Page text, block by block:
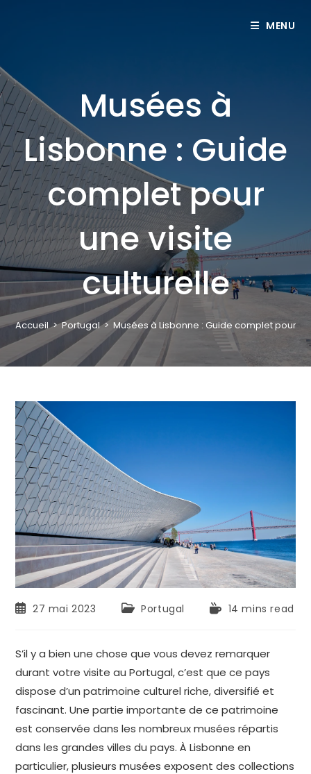
MENU
Musées à
Lisbonne : Guide
complet pour
une visite
culturelle
Accueil > Portugal > Musées à Lisbonne : Guide complet pour
27 mai 2023 Portugal 14 mins read
S’il y a bien une chose que vous devez remarquer
durant votre visite au Portugal, c’est que ce pays
dispose d’un patrimoine culturel riche, diversifié et
fascinant. Une partie importante de ce patrimoine
est conservée dans les nombreux musées répartis
dans les grandes villes du pays. À Lisbonne en
particulier, plusieurs musées exposent des collections